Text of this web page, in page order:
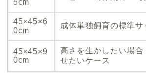
5cm
45×45×6
0cm
成体単独飼育の標準サ
45×45×9
0cm
高さを生かしたい場合
せたいケース